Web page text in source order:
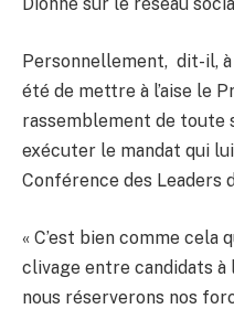
Dionne sur le réseau
Personnellement, dit-il,
été de mettre à l’aise le
rassemblement de toute
exécuter le mandat qui
Conférence des Leaders
« C’est bien comme cela
clivage entre candidats à
nous réserverons nos